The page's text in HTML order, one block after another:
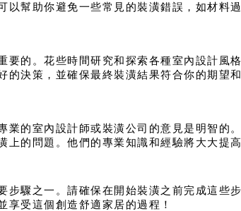
幫助你避免一些常見的裝潢錯誤，如材料過
要的。花些時間研究和探索各種室內設計風
決策，並確保最終裝潢結果符合你的期望和
業的室內設計師或裝潢公司的意見是明智的
上的問題。他們的專業知識和經驗將大大提
步驟之一。請確保在開始裝潢之前完成這些
享受這個創造舒適家居的過程！